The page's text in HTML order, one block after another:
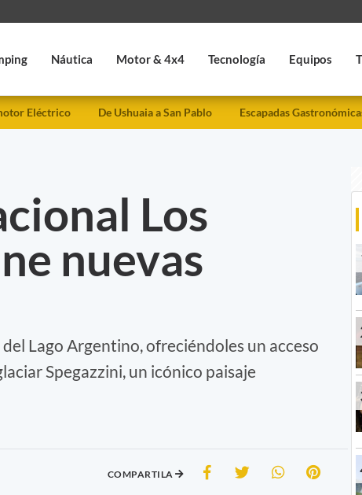
Náutica Motor & 4x4 Tecnología Equipos
Eléctrico De Ushuaia a San Pablo Escapadas
Los
nuevas
Lago Argentino, ofreciéndoles un acceso
Spegazzini, un icónico paisaje
COMPARTILA